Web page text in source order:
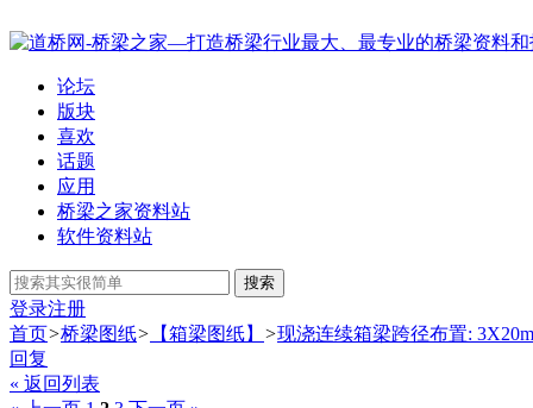
论坛
版块
喜欢
话题
应用
桥梁之家资料站
软件资料站
搜索
登录注册
首页>桥梁图纸> 【箱梁图纸】 >现浇连续箱梁跨径布置:
回复
« 返回列表